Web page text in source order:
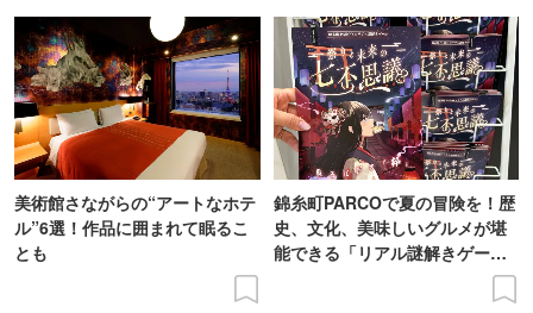
美術館さながらの“アートなホテ
ル”6選！作品に囲まれて眠るこ
とも
錦糸町PARCOで夏の冒険を！歴
史、文化、美味しいグルメが堪
能できる「リアル謎解きゲー